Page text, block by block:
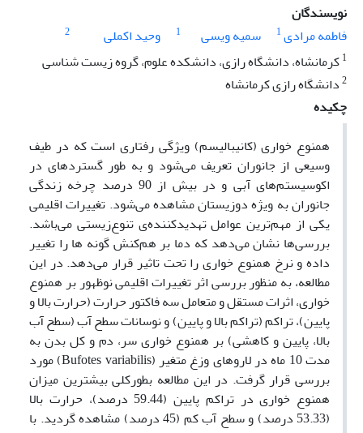
نویسندگان
فاطمه مرادی1 سمیه ویسی 1 وحید اکملی
2
1کرمانشاه، دانشگاه رازی، دانشکده علوم، گروه زیست شناسی
2دانشگاه رازی کرمانشاه
چکیده
همنوع خواری (کانیبالیسم) ویژگی رفتاری است که در طیف
وسیعی از جانوران تعریف می‌شود و به طور گستردهای در
اکوسیستم‌های آبی و در بیش از 90 درصد چرخه زندگی
جانوران به ویژه دوزیستان مشاهده می‌شود. تغییرات اقلیمی
یکی از مهم‌ترین عوامل تهدید‌کننده‌ی تنوع‌زیستی می‌باشد.
بررسی‌ها نشان می‌دهد که دما بر هم‌کنش گونه ها را تغییر
داده و نرخ همنوع خواری را تحت تاثیر قرار می‌دهد. در این
مطالعه، به منظور بررسی اثر تغییرات اقلیمی نوظهور بر همنوع
خواری، اثرات مستقل و متعامل سه فاکتور حرارت (حرارت بالا و
پایین)، تراکم (تراکم بالا و پایین) و نوسانات سطح آب (سطح آب
بالا، پایین و کاهشی) بر همنوع خواری سر، دم و کل بدن به
مدت 10 ماه در لاروهای وزغ متغیر (Bufotes variabilis) مورد
بررسی قرار گرفت. در این مطالعه بطورکلی بیشترین میزان
همنوع خواری در تراکم پایین (59.44 درصد)، حرارت بالا
(53.33 درصد) و سطح آب کم (45 درصد) مشاهده گردید. با